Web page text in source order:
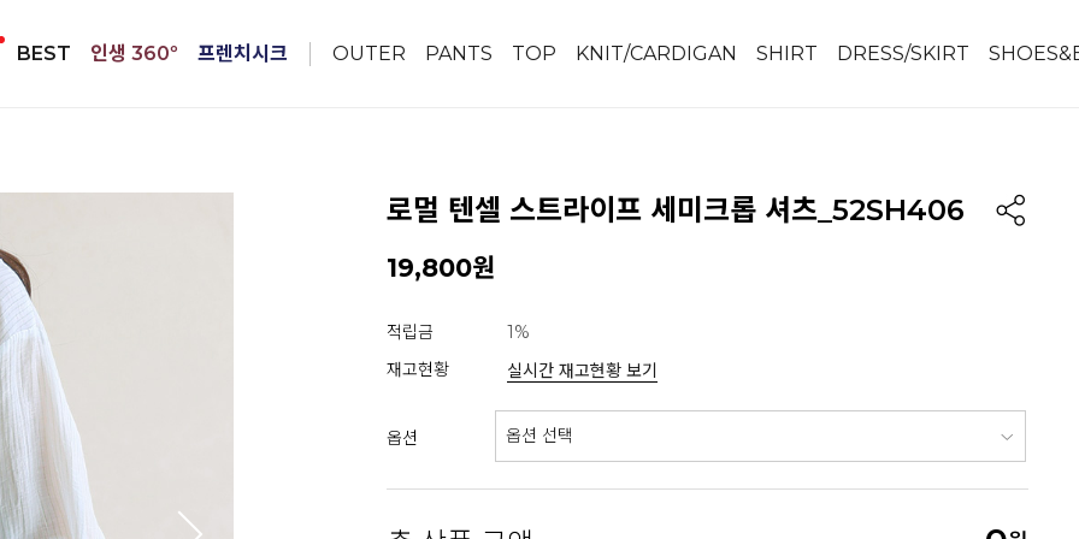
BEST 인생 360º 프렌치시크 OUTER PANTS TOP KNIT/CARDIGAN SHIRT DRESS/SKIRT
로멀 텐셀 스트라이프 세미크롭 셔츠_52SH406
19,800원
적립금
1%
재고현황
실시간 재고현황 보기
옵션